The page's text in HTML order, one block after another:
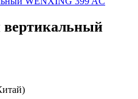
вертикальный